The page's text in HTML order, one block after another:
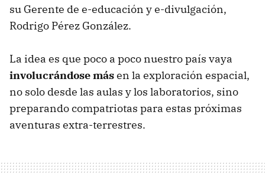
su Gerente de e-educación y e-divulgación,
Rodrigo Pérez González.
La idea es que poco a poco nuestro país vaya
involucrándose másen la exploración espacial,
no solo desde las aulas y los laboratorios, sino
preparando compatriotas para estas próximas
aventuras extra-terrestres.